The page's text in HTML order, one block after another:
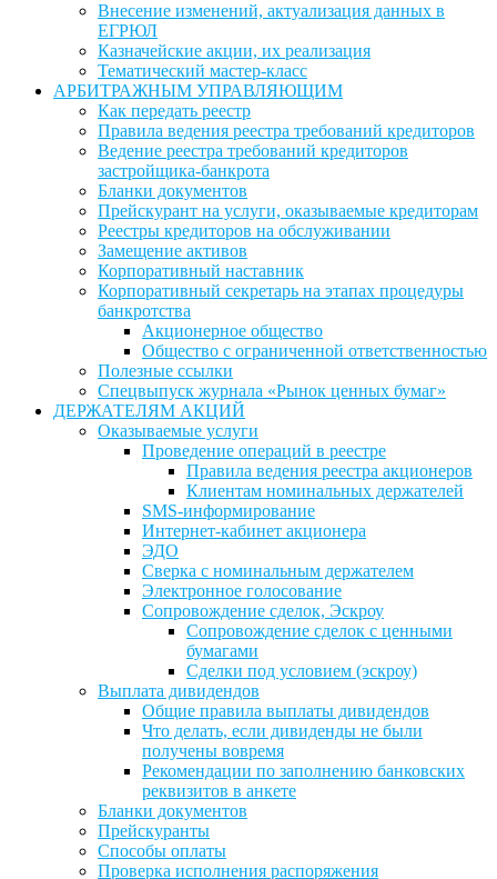
Внесение изменений, актуализация данных в
ЕГРЮЛ
Казначейские акции, их реализация
Тематический мастер-класс
АРБИТРАЖНЫМ УПРАВЛЯЮЩИМ
Как передать реестр
Правила ведения реестра требований кредиторов
Ведение реестра требований кредиторов
застройщика-банкрота
Бланки документов
Прейскурант на услуги, оказываемые кредиторам
Реестры кредиторов на обслуживании
Замещение активов
Корпоративный наставник
Корпоративный секретарь на этапах процедуры
банкротства
Акционерное общество
Общество с ограниченной ответственностью
Полезные ссылки
Спецвыпуск журнала «Рынок ценных бумаг»
ДЕРЖАТЕЛЯМ АКЦИЙ
Оказываемые услуги
Проведение операций в реестре
Правила ведения реестра акционеров
Клиентам номинальных держателей
SMS-информирование
Интернет-кабинет акционера
ЭДО
Сверка с номинальным держателем
Электронное голосование
Сопровождение сделок, Эскроу
Сопровождение сделок с ценными
бумагами
Сделки под условием (эскроу)
Выплата дивидендов
Общие правила выплаты дивидендов
Что делать, если дивиденды не были
получены вовремя
Рекомендации по заполнению банковских
реквизитов в анкете
Бланки документов
Прейскуранты
Способы оплаты
Проверка исполнения распоряжения